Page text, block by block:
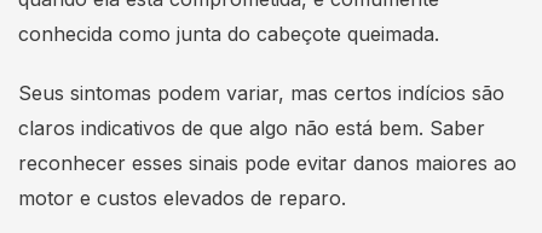
conhecida como junta do cabeçote queimada.
Seus sintomas podem variar, mas certos indícios são
claros indicativos de que algo não está bem. Saber
reconhecer esses sinais pode evitar danos maiores ao
motor e custos elevados de reparo.